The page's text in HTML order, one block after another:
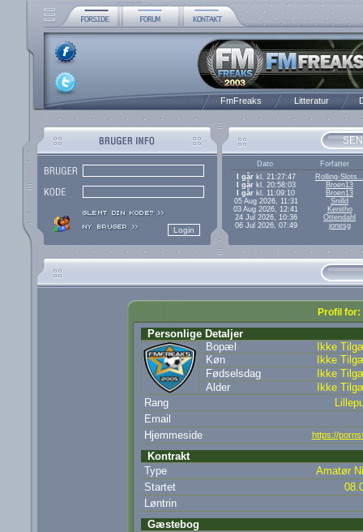
FmFreaks Litteratur
Dato
Forfatter
I gårkl. 21:27:47
Rolling-
I gårkl. 20:58:03
Broen13
I går kl. 11:09:10
Broen13
05 Aug 2026, 11:31
Snilld
03 Aug 2026, 12:41
Kenitho
24 Jul 2026, 10:36
Ottendahl
06 Jul 2026, 07:49
jonesg
Profil for:
Personlige Detaljer
Bopæl
Ikke
Køn
Ikke
Fødselsdag
Ikke
Alder
Ikke
Rang
Email
Hjemmeside
https://
Kontrakt
Type
Amatør
Startet
Løntrin
Gæstebog